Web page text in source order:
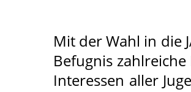
Mit der Wahl in die
Befugnis
Interessen aller